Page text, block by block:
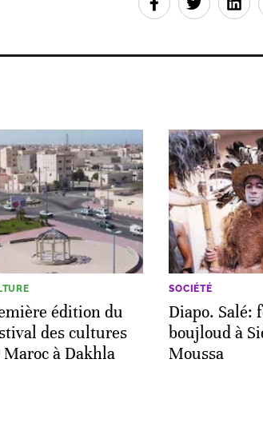
édition du
des cultures
à Dakhla
SOCIÉTÉ
Diapo. Salé:
boujloud à
Moussa